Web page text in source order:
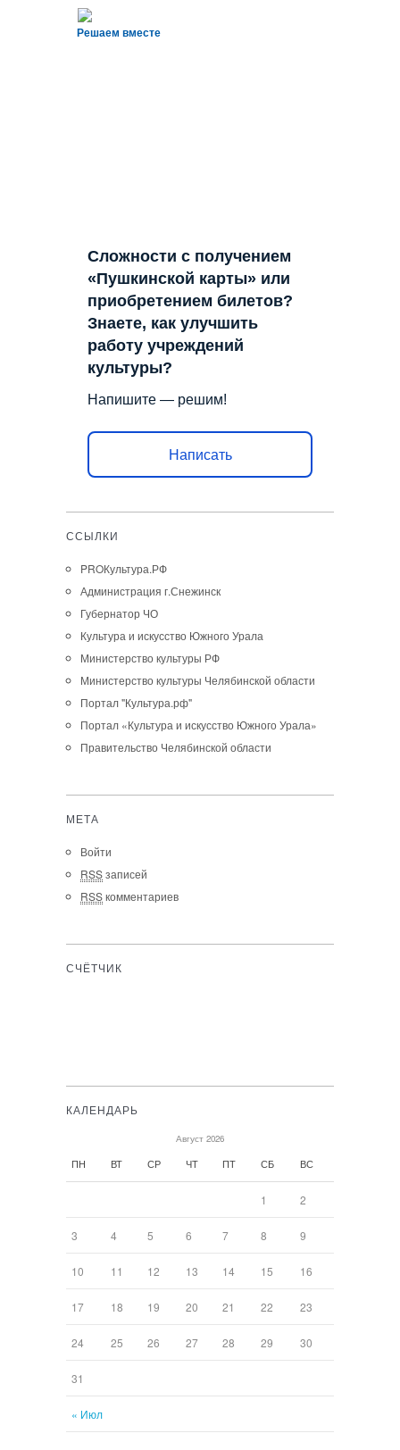
Решаем вместе
Сложности с получением
«Пушкинской карты» или
приобретением билетов?
Знаете, как улучшить
работу учреждений
культуры?
Напишите — решим!
Написать
ССЫЛКИ
PROКультура.РФ
Администрация г.Снежинск
Губернатор ЧО
Культура и искусство Южного Урала
Министерство культуры РФ
Министерство культуры Челябинской области
Портал "Культура.рф"
Портал «Культура и искусство Южного Урала»
Правительство Челябинской области
МЕТА
Войти
RSSзаписей
RSSкомментариев
СЧЁТЧИК
КАЛЕНДАРЬ
Август 2026
ПН ВТ СР ЧТ ПТ СБ ВС
« Июл
1 2
3 4 5 6 7 8 9
10 11 12 13 14 15 16
17 18 19 20 21 22 23
24 25 26 27 28 29 30
31